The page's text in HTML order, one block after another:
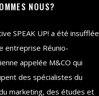
NOUS?
SPEAK UP! a été insufflée
entreprise Réunio-
appelée M&CO qui
des spécialistes du
marketing, des études et